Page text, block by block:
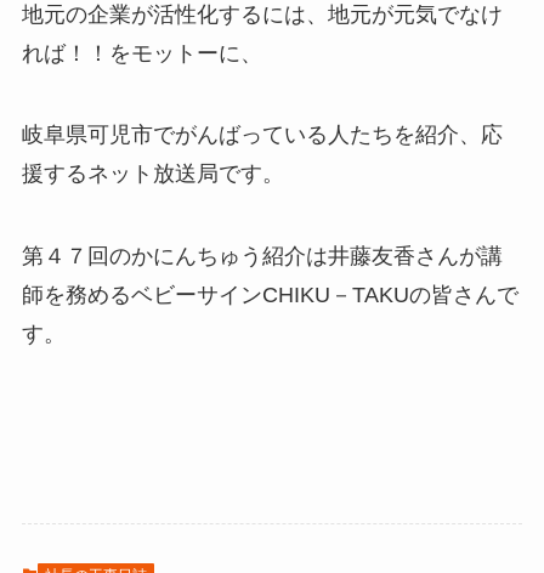
地元の企業が活性化するには、地元が元気でなけ
れば！！をモットーに、
岐阜県可児市でがんばっている人たちを紹介、応
援するネット放送局です。
第４７回のかにんちゅう紹介は井藤友香さんが講
師を務めるベビーサインCHIKU－TAKUの皆さんで
す。